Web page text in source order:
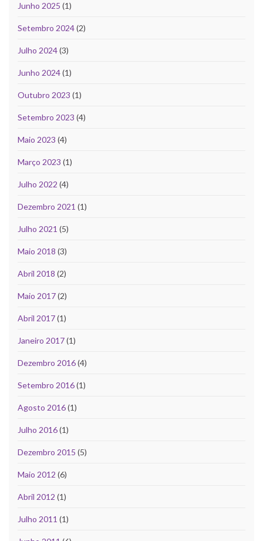
Junho 2025 (1)
Setembro 2024(2)
Julho 2024(3)
Junho 2024(1)
Outubro 2023 (1)
Setembro 2023 (4)
Maio 2023 (4)
Março 2023 (1)
Julho 2022 (4)
Dezembro 2021 (1)
Julho 2021 (5)
Maio 2018 (3)
Abril 2018 (2)
Maio 2017(2)
Abril 2017(1)
Janeiro 2017(1)
Dezembro 2016(4)
Setembro 2016(1)
Agosto 2016(1)
Julho 2016(1)
Dezembro 2015 (5)
Maio 2012 (6)
Abril 2012 (1)
Julho 2011 (1)